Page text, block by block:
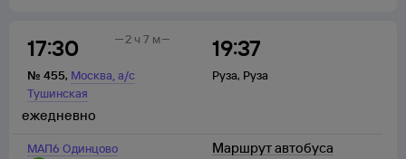
17:30
№ 455, Москва,а/с
Тушинская
19:37
Руза, Руза
2 ч 7 м
МАП6 Одинцово
ежедневно
Маршрут автобуса